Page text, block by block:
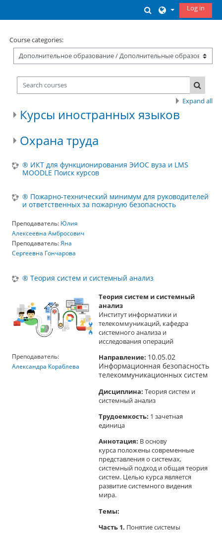
Toggle search
Log in
Course categories:
Search courses
Search
Expand all
Курсы иностранных языков
Охрана труда
® ИКТ для функционирования ЭИОС вуза и LMS
MOODLE Поиск курсов
® Пожарно-технический минимум для руководителей
и ответственных за пожарную безопасность
Преподаватель: Юлия
Алексеевна Амбросович
Преподаватель: Яна
Сергеевна Гончарова
® Теория систем и системный анализ
Теория систем и системный
анализ
Институт информатики и
телекоммуникаций, кафедра
системного анализа и
исследования операций
Направление: 10.05.02
Информационная безопасность
телекоммуникационных систем
Дисциплина: Теория систем и
системный анализ
Трудоемкость: 1 зачетная
единица
Аннотация: В основу
курса положены современные
представления о системах,
системный подход и общая теория
систем. Целью курса является
развитие системного видения
мира.
Темы:
Часть 1. Понятие системы
Преподаватель:
Александра Кораблева